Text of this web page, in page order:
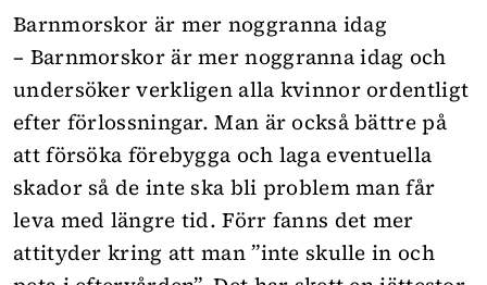
Barnmorskor är mer noggranna idag
– Barnmorskor är mer noggranna idag och
undersöker verkligen alla kvinnor ordentligt
efter förlossningar. Man är också bättre på
att försöka förebygga och laga eventuella
skador så de inte ska bli problem man får
leva med längre tid. Förr fanns det mer
attityder kring att man ”inte skulle in och